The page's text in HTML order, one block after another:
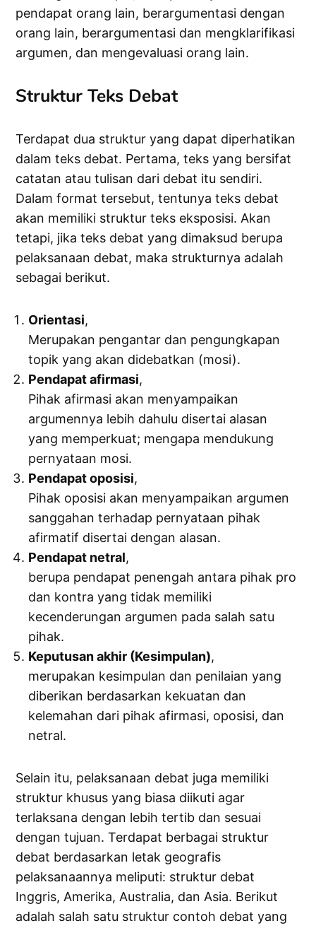
pendapat orang lain, berargumentasi dengan
orang lain, berargumentasi dan mengklarifikasi
argumen, dan mengevaluasi orang lain.
Struktur Teks Debat
Terdapat dua struktur yang dapat diperhatikan
dalam teks debat. Pertama, teks yang bersifat
catatan atau tulisan dari debat itu sendiri.
Dalam format tersebut, tentunya teks debat
akan memiliki struktur teks eksposisi. Akan
tetapi, jika teks debat yang dimaksud berupa
pelaksanaan debat, maka strukturnya adalah
sebagai berikut.
Orientasi,
Merupakan pengantar dan pengungkapan
topik yang akan didebatkan (mosi).
Pendapat afirmasi,
Pihak afirmasi akan menyampaikan
argumennya lebih dahulu disertai alasan
yang memperkuat; mengapa mendukung
pernyataan mosi.
Pendapat oposisi,
Pihak oposisi akan menyampaikan argumen
sanggahan terhadap pernyataan pihak
afirmatif disertai dengan alasan.
Pendapat netral,
berupa pendapat penengah antara pihak pro
dan kontra yang tidak memiliki
kecenderungan argumen pada salah satu
pihak.
Keputusan akhir (Kesimpulan),
merupakan kesimpulan dan penilaian yang
diberikan berdasarkan kekuatan dan
kelemahan dari pihak afirmasi, oposisi, dan
netral.
Selain itu, pelaksanaan debat juga memiliki
struktur khusus yang biasa diikuti agar
terlaksana dengan lebih tertib dan sesuai
dengan tujuan. Terdapat berbagai struktur
debat berdasarkan letak geografis
pelaksanaannya meliputi: struktur debat
Inggris, Amerika, Australia, dan Asia. Berikut
adalah salah satu struktur contoh debat yang